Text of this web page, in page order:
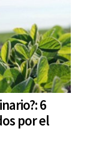
6
por el